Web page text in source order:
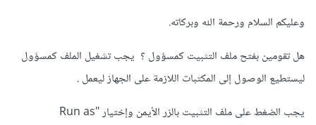
وعليكم السلام ورحمة الله وبركاته.
هل تقومين بفتح ملف التثبيت كمسؤول ؟ يجب تشغيل الملف كمسؤول
ليستطيع الوصول إلى المكتبات اللازمة على الجهاز ليعمل .
يجب الضغط على ملف التثبيت بالزر الأيمن وإختيار "Run as